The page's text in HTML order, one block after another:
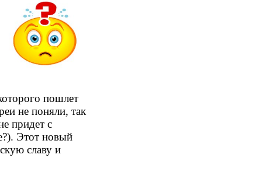
пошлет
не поняли, так
придет с
Этот новый
славу и